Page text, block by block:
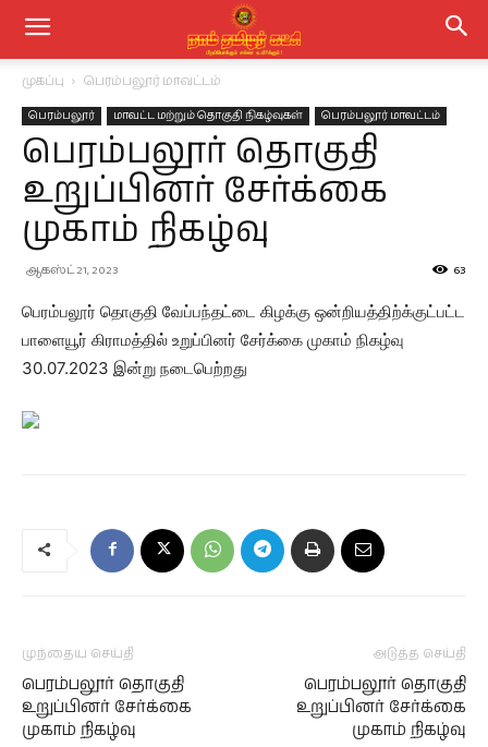
முகப்பு பெரம்பலூர் மாவட்டம்
பெரம்பலூர் மாவட்ட மற்றும் தொகுதி நிகழ்வுகள் பெரம்பலூர் மாவட்டம்
பெரம்பலூர் தொகுதி
உறுப்பினர் சேர்க்கை
முகாம் நிகழ்வு
ஆகஸ்ட் 21, 2023 63
பெரம்பலூர் தொகுதி வேப்பந்தட்டை கிழக்கு ஒன்றியத்திற்க்குட்பட்ட
பாளையூர் கிராமத்தில் உறுப்பினர் சேர்க்கை முகாம் நிகழ்வு
30.07.2023 இன்று நடைபெற்றது
முந்தைய செய்தி
பெரம்பலூர் தொகுதி
உறுப்பினர் சேர்க்கை
முகாம் நிகழ்வு
அடுத்த செய்தி
பெரம்பலூர் தொகுதி
உறுப்பினர் சேர்க்கை
முகாம் நிகழ்வு